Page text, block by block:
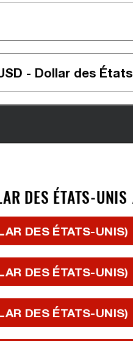
DES ÉTATS-
DES ÉTATS-UNIS)
DES ÉTATS-UNIS)
DES ÉTATS-UNIS)